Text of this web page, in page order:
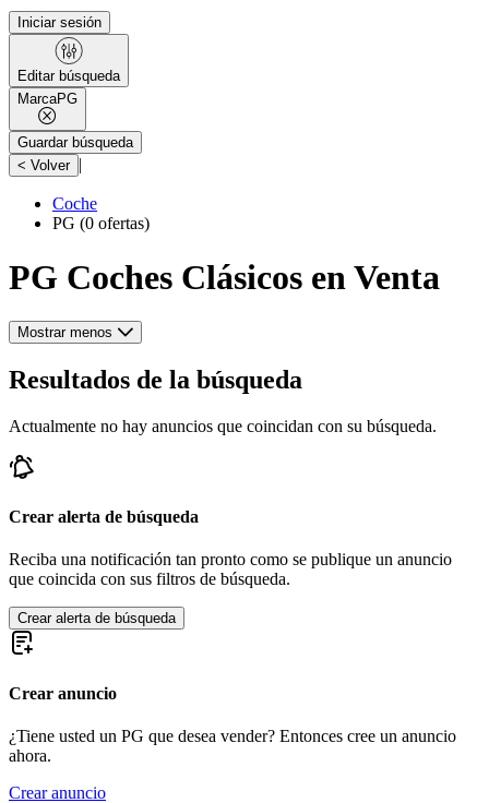
Iniciar sesión
Editar búsqueda
MarcaPG
Guardar búsqueda
< Volver |
Coche
PG (0 ofertas)
PG Coches Clásicos en Venta
Mostrar menos
Resultados de la búsqueda
Actualmente no hay anuncios que coincidan con su búsqueda.
Crear alerta de búsqueda
Reciba una notificación tan pronto como se publique un anuncio
que coincida con sus filtros de búsqueda.
Crear alerta de búsqueda
Crear anuncio
¿Tiene usted un PG que desea vender? Entonces cree un anuncio
ahora.
Crear anuncio